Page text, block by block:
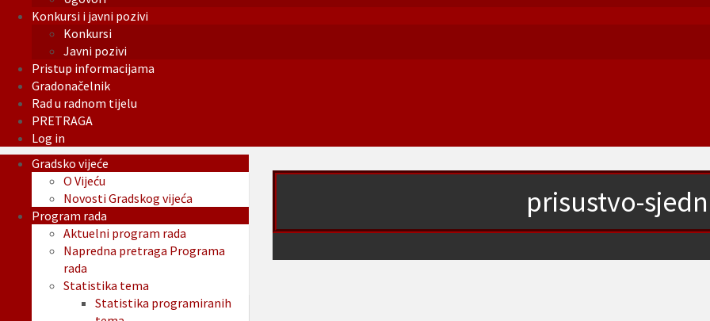
Konkursi i javni pozivi
Konkursi
Javni pozivi
Pristup informacijama
Gradonačelnik
Rad u radnom tijelu
PRETRAGA
Log in
prisustvo-
Gradsko vijeće
O Vijeću
Novosti Gradskog vijeća
Program rada
Aktuelni program rada
Napredna pretraga Programa
rada
Statistika tema
Statistika programiranih